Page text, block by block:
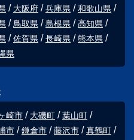
大阪府 兵庫県
和歌山県
鳥取県 島根県
高知県
佐賀県 長崎県
熊本県
県
崎市 大磯町
葉山町
市 鎌倉市 藤沢市
真鶴町